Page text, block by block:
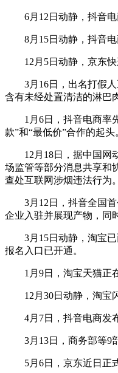
6月12日动静，抖音电
8月15日动静，抖音电
12月5日动静，京东快
3月16日，出名打假人王
含有未经处置清洁的淋巴
1月6日，抖音电商率先
款”和“最低价”合作的起头
12月18日，据中国网动
场监管等部分消息共享和
查处互联网涉烟违法行为。
3月12日，抖音全国首
企业入驻并展现产物，同
3月15日动静，淘宝已
报名入口已开通。
1月9日，淘宝天猫正在
12月30日动静，淘宝闪
4月7日，抖音电商发布
3月13日，商务部等9部
5月6日，京东近日正式